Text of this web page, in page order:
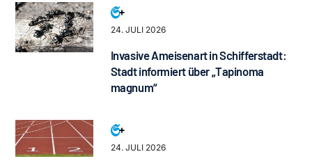
24. JULI 2026
Invasive Ameisenart in Schifferstadt:
Stadt informiert über „Tapinoma
magnum“
24. JULI 2026